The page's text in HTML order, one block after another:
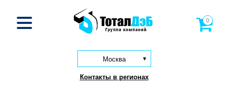
Москва
Контакты в регионах
0